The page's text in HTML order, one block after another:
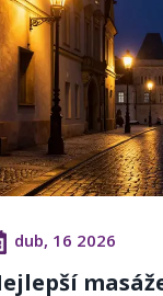
dub, 16 2026